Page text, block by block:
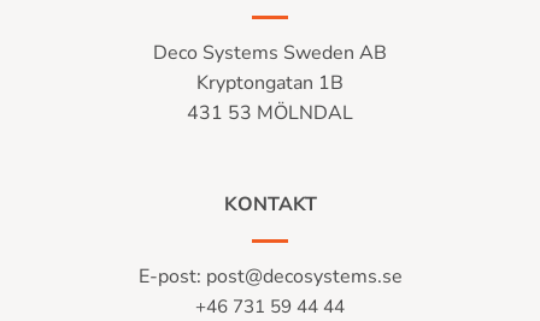
Deco Systems Sweden AB
Kryptongatan 1B
431 53 MÖLNDAL
KONTAKT
E-post: post@decosystems.se
+46 731 59 44 44